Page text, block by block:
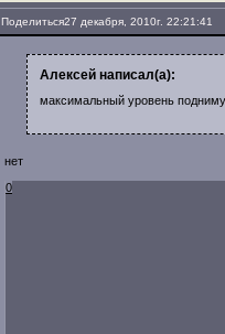
Поделиться27 декабря, 2010г. 22:21:41
Алексей написал(а):
максимальный уровень
нет
0